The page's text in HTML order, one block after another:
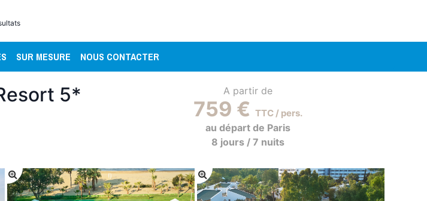
SUR MESURE NOUS CONTACTER
5* A partir de
759 € TTC / pers.
au départ de Paris
8 jours / 7 nuits